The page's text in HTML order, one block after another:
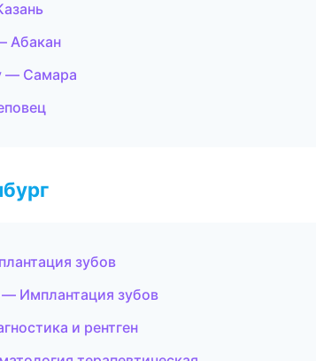
Абакан
— Самара
зубов
Имплантация зубов
и рентген